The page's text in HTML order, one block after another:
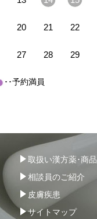
20 21 22
27 28 29
･･予約満員
取扱い漢方薬･商品
相談員のご紹介
皮膚疾患
サイトマップ